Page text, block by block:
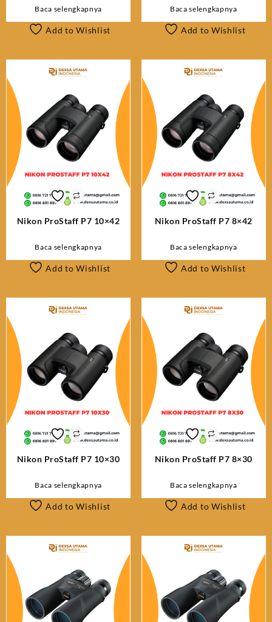
Baca selengkapnya
Add to Wishlist
Baca selengkapnya
Add to Wishlist
Nikon ProStaff P7 10×42
Baca selengkapnya
Add to Wishlist
Nikon ProStaff P7 8×42
Baca selengkapnya
Add to Wishlist
Nikon ProStaff P7 10×30
Baca selengkapnya
Add to Wishlist
Nikon ProStaff P7 8×30
Baca selengkapnya
Add to Wishlist